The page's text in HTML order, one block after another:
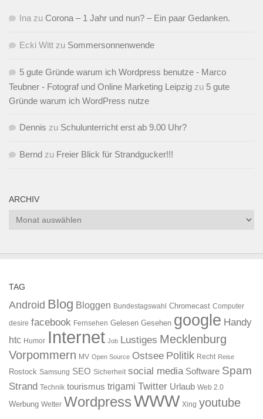
Ina zu Corona – 1 Jahr und nun? – Ein paar Gedanken.
Ecki Witt zu Sommersonnenwende
5 gute Gründe warum ich Wordpress benutze - Marco
Teubner - Fotograf und Online Marketing Leipzig zu 5 gute
Gründe warum ich WordPress nutze
Dennis zu Schulunterricht erst ab 9.00 Uhr?
Bernd zu Freier Blick für Strandgucker!!!
ARCHIV
Archiv
TAG
Android Blog Bloggen Bundestagswahl Chromecast Computer
desire facebook Fernsehen Gelesen Gesehen google Handy
htc Humor Internet Job Lustiges Mecklenburg
Vorpommern MV Open Source Ostsee Politik Recht Reise
Rostock Samsung SEO Sicherheit social media Software Spam
Strand Technik tourismus trigami Twitter Urlaub Web 2.0
Werbung Wetter WordpressWWW Xing youtube